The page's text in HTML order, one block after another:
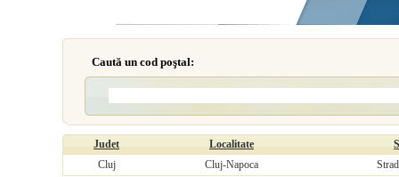
Caută un cod poştal:
Judet Localitate
Cluj
Cluj-Napoca